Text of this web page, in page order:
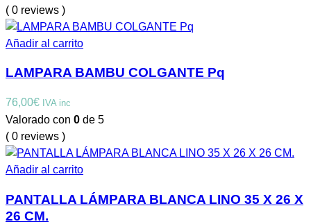
( 0 reviews )
Añadir al carrito
LAMPARA BAMBU COLGANTE Pq
76,00€ IVA inc
Valorado con 0 de 5
( 0 reviews )
Añadir al carrito
PANTALLA LÁMPARA BLANCA LINO 35 X 26 X
26 CM.